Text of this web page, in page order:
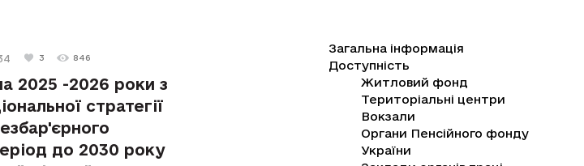
3 846
2025 -2026 роки з
стратегії
до 2030 року
Загальна інформація
Доступність
Житловий фонд
Територіальні центри
Вокзали
Органи Пенсійного фонду
України